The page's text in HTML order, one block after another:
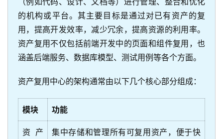
的机构或平台。其主要目标是通过对已有资产的复
用，提高开发效率，减少冗余，提高资源的利用率。
资产复用不仅包括前端开发中的页面和组件复用，也
涵盖后端服务、数据库模型、测试用例等各个方面。
资产复用中心的架构通常由以下几个核心部分组成：
模块 功能
资产
集中存储和管理所有可复用资产，便于快